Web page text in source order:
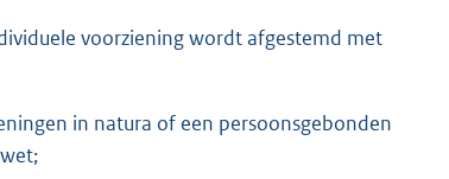
voorziening wordt afgestemd met
in natura of een persoonsgebonden